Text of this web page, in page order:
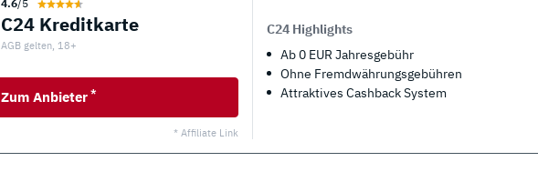
4.6/5
C24 Kreditkarte
AGB gelten, 18+
Zum Anbieter *
* Affiliate Link
C24 Highlights
Ab 0 EUR Jahresgebühr
Ohne Fremdwährungsgebühren
Attraktives Cashback System